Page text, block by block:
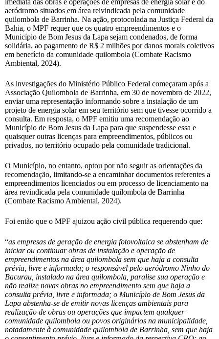
imediata das obras e operações de empresas de energia solar e do
aeródromo situados em área reivindicada pela comunidade
quilombola de Barrinha. Na ação, protocolada na Justiça Federal da
Bahia, o MPF requer que os quatro empreendimentos e o
Município de Bom Jesus da Lapa sejam condenados, de forma
solidária, ao pagamento de R$ 2 milhões por danos morais coletivos
em benefício da comunidade quilombola (Combate Racismo
Ambiental, 2024).
As investigações do Ministério Público Federal começaram após a
Associação Quilombola de Barrinha, em 30 de novembro de 2022,
enviar uma representação informando sobre a instalação de um
projeto de energia solar em seu território sem que tivesse ocorrido a
consulta. Em resposta, o MPF emitiu uma recomendação ao
Município de Bom Jesus da Lapa para que suspendesse essa e
quaisquer outras licenças para empreendimentos, públicos ou
privados, no território ocupado pela comunidade tradicional.
O Município, no entanto, optou por não seguir as orientações da
recomendação, limitando-se a encaminhar documentos referentes a
empreendimentos licenciados ou em processo de licenciamento na
área revindicada pela comunidade quilombola de Barrinha
(Combate Racismo Ambiental, 2024).
Foi então que o MPF ajuizou ação civil pública requerendo que:
“as empresas de geração de energia fotovoltaica se abstenham de
iniciar ou continuar obras de instalação e operação de
empreendimentos na área quilombola sem que haja a consulta
prévia, livre e informada; o responsável pelo aeródromo Ninho do
Bacurau, instalado na área quilombola, paralise sua operação e
não realize novas obras no empreendimento sem que haja a
consulta prévia, livre e informada; o Município de Bom Jesus da
Lapa abstenha-se de emitir novas licenças ambientais para
realização de obras ou operações que impactem qualquer
comunidade quilombola ou povos originários na municipalidade,
notadamente à comunidade quilombola de Barrinha, sem que haja